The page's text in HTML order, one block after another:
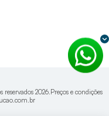
18:00
reservados 2026.Preços e condições